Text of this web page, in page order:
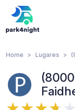
Home Lugares